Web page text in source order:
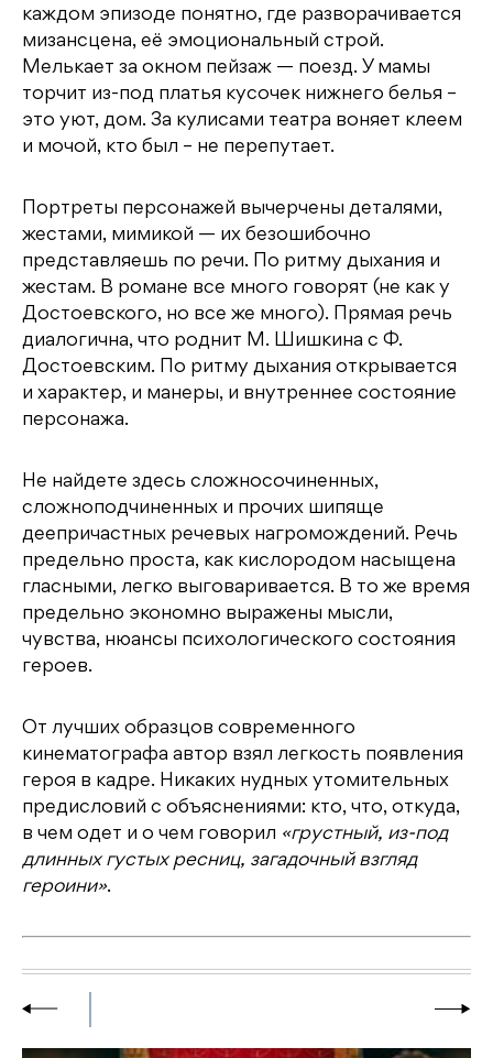
каждом эпизоде понятно, где разворачивается
мизансцена, её эмоциональный строй.
Мелькает за окном пейзаж — поезд. У мамы
торчит из-под платья кусочек нижнего белья –
это уют, дом. За кулисами театра воняет клеем
и мочой, кто был – не перепутает.
Портреты персонажей вычерчены деталями,
жестами, мимикой — их безошибочно
представляешь по речи. По ритму дыхания и
жестам. В романе все много говорят (не как у
Достоевского, но все же много). Прямая речь
диалогична, что роднит М. Шишкина с Ф.
Достоевским. По ритму дыхания открывается
и характер, и манеры, и внутреннее состояние
персонажа.
Не найдете здесь сложносочиненных,
сложноподчиненных и прочих шипяще
деепричастных речевых нагромождений. Речь
предельно проста, как кислородом насыщена
гласными, легко выговаривается. В то же время
предельно экономно выражены мысли,
чувства, нюансы психологического состояния
героев.
От лучших образцов современного
кинематографа автор взял легкость появления
героя в кадре. Никаких нудных утомительных
предисловий с объяснениями: кто, что, откуда,
в чем одет и о чем говорил «грустный, из-под
длинных густых ресниц, загадочный взгляд
героини».